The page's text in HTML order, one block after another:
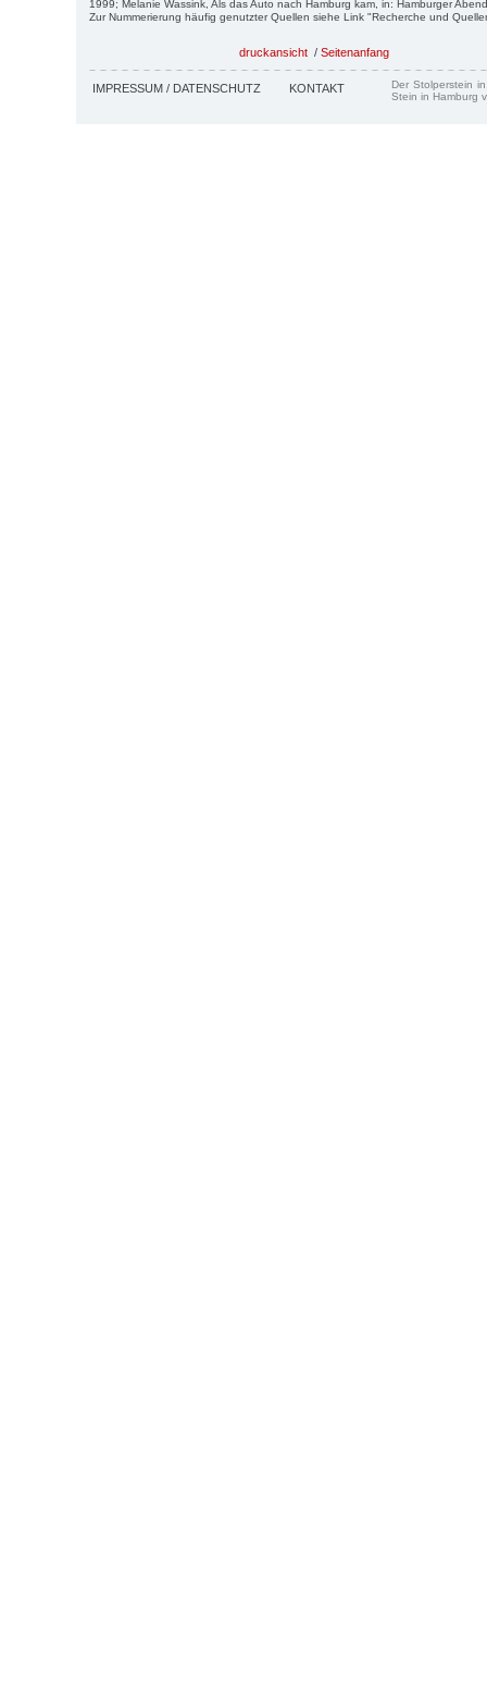
1999; Melanie Wassink, Als das Auto nach Hamburg kam, in: Hamburger
Zur Nummerierung häufig genutzter Quellen siehe Link "Recherche und
druckansicht / Seitenanfang
IMPRESSUM / DATENSCHUTZ KONTAKT
Der Stolperstein
Stein in Hamburg